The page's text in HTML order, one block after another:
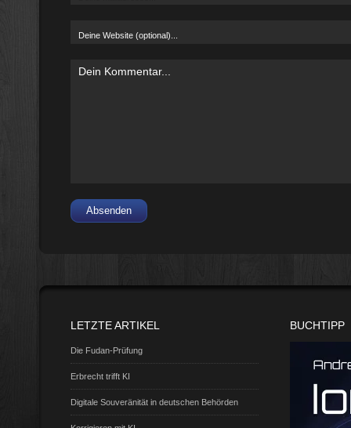
Absenden
LETZTE ARTIKEL
Die Fudan-Prüfung
Erbrecht trifft KI
Digitale Souveränität in deutschen Behörden
BUCHTIPP